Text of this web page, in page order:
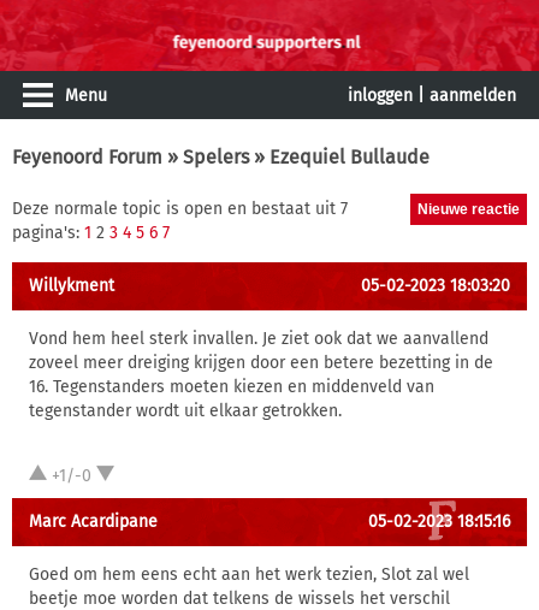
Menu inloggen aanmelden
Feyenoord Forum » Spelers» Ezequiel Bullaude
Deze normale topic is open en bestaat uit 7
pagina's: 1 2 3 4 5 6 7
Willykment 05-02-2023 18:03:20
Vond hem heel sterk invallen. Je ziet ook dat we aanvallend
zoveel meer dreiging krijgen door een betere bezetting in de
16. Tegenstanders moeten kiezen en middenveld van
tegenstander wordt uit elkaar getrokken.
+1/-0
Marc Acardipane 05-02-2023 18:15:16
Goed om hem eens echt aan het werk tezien, Slot zal wel
beetje moe worden dat telkens de wissels het verschil